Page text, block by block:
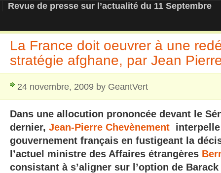
REOPEN911 – NEWS
Revue de presse sur l’actualité du 11 Septembre
La France doit oeuvrer à une
stratégie afghane, par Jean
24 novembre, 2009 by GeantVert
Dans une allocution prononcée devant le
dernier, Jean-Pierre Chevènement
gouvernement français en fustigeant la
l’actuel ministre des Affaires étrangères
consistant à s’aligner sur l’option de